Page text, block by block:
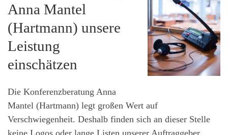
Anna Mantel
(Hartmann) unsere
Leistung
einschätzen
Die Konferenzberatung Anna
Mantel (Hartmann) legt großen Wert auf
Verschwiegenheit. Deshalb finden sich an dieser Stelle
keine Logos oder lange Listen unserer Auftraggeber.